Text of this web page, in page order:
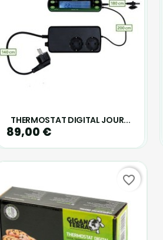
THERMOSTAT DIGITAL JOUR...
89,00 €
favorite_border